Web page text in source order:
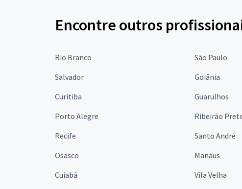
Encontre outros
Rio Branco São Paulo
Salvador
Goiânia
Curitiba
Guarulhos
Porto Alegre
Ribeirão
Recife
Santo André
Osasco
Manaus
Cuiabá
Vila Velha